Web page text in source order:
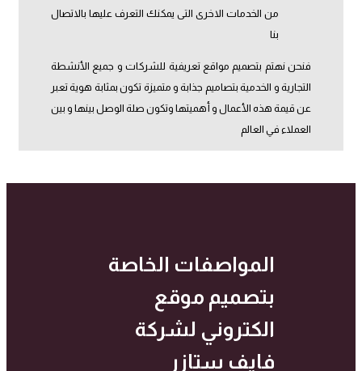
من الخدمات الاخرى التى يمكنك التعرف عليها بالاتصال
بنا
فنحن نهتم بتصميم مواقع تعريفية للشركات و جميع الأنشطة
التجارية و الخدمية بتصاميم جذابة و متميزة تكون بمثابة هوية تعبر
عن قيمة هذه الأعمال و أهميتها وتكون صلة الوصل بينها و بين
العملاء في العالم
المواصفات الخاصة
بتصميم موقع
الكتروني لشركة
فايف ستازر